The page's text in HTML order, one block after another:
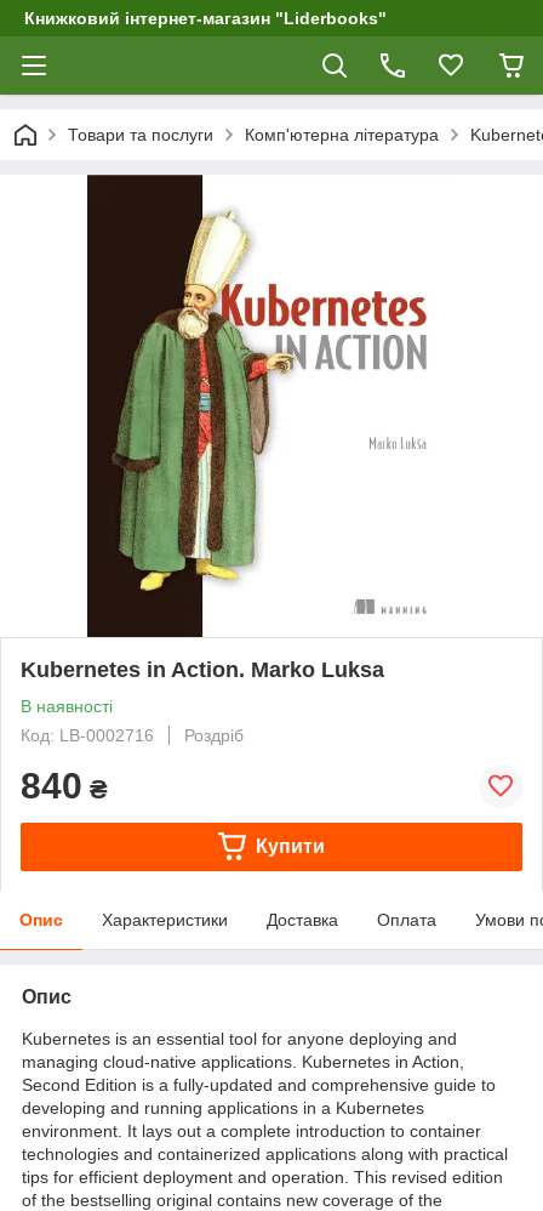
Книжковий інтернет-магазин "Liderbooks"
Товари та послуги Комп'ютерна література
Kubernetes in Action. Marko Luksa
В наявності
Код: LB-0002716
Роздріб
840 ₴
Купити
Опис Характеристики Доставка Оплата Умови
Опис
Kubernetes is an essential tool for anyone deploying and
managing cloud-native applications. Kubernetes in Action,
Second Edition is a fully-updated and comprehensive guide to
developing and running applications in a Kubernetes
environment. It lays out a complete introduction to container
technologies and containerized applications along with practical
tips for efficient deployment and operation. This revised edition
of the bestselling original contains new coverage of the